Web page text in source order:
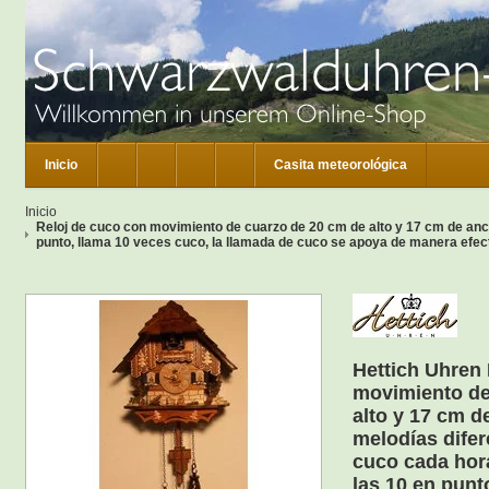
Inicio Casita meteorológica
Inicio
Reloj de cuco con movimiento de cuarzo de 20 cm de alto y 17 cm de
punto, llama 10 veces cuco, la llamada de cuco se apoya de manera
Hettich Uhren
movimiento
alto y 17 cm
melodías
cuco cada
las 10 en